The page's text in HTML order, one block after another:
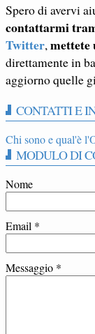
Spero di avervi
contattarmi
Twitter,mettete
direttamente in
aggiorno quelle
CONTATTI E
Chi sono e qual'è
MODULO DI
Nome
Email *
Messaggio *